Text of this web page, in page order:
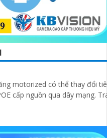
motorized có thể thay đổi
nguồn qua dây mạng. Trang